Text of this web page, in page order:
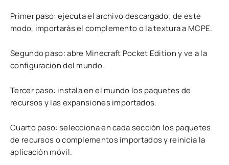
Primer paso: ejecuta el archivo descargado; de este
modo, importarás el complemento o la textura a MCPE.
Segundo paso: abre Minecraft Pocket Edition y ve a la
configuración del mundo.
Tercer paso: instala en el mundo los paquetes de
recursos y las expansiones importados.
Cuarto paso: selecciona en cada sección los paquetes
de recursos o complementos importados y reinicia la
aplicación móvil.